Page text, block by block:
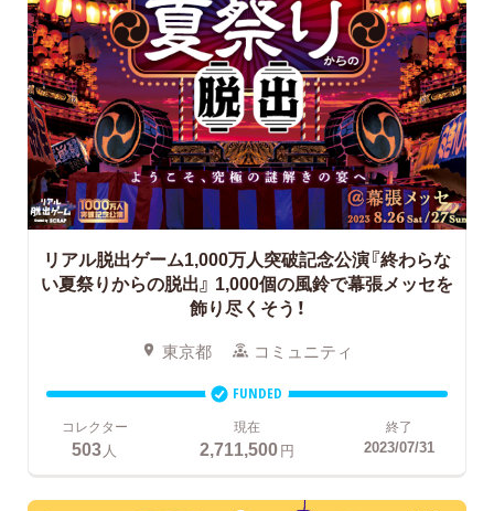
リアル脱出ゲーム1,000万人突破記念公演『終わらな
い夏祭りからの脱出』 1,000個の風鈴で幕張メッセを
飾り尽くそう！
東京都 コミュニティ
FUNDED
コレクター
503 人
現在
2,711,500円
終了
2023/07/31